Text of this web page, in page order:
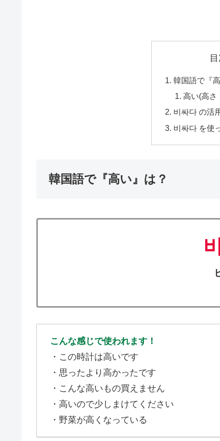
韓国語で『
高い(高さ
비싸다 の活
비싸다 を使
韓国語で『高い』は？
こんな感じで使われます！
・この時計は高いです
・思ったより高かったです
・こんな高いもの買えません
・高いので少しまけてください
・野菜が高くなっている